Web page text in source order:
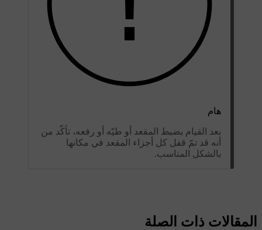
هام
بعد القيام بضبط المقعد أو طيّه أو رفعه، تأكّد من
أنه قد تمّ قفل كل أجزاء المقعد في مكانها
بالشكل المناسب.
المقالات ذات الصلة